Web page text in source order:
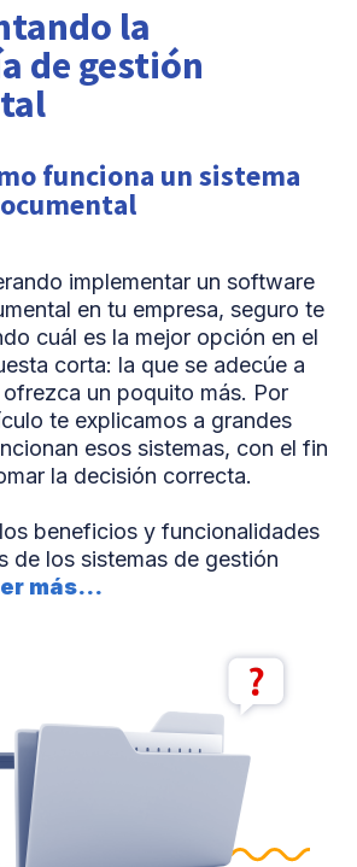
la
de gestión
funciona un sistema
implementar un software
en tu empresa, seguro te
cuál es la mejor opción en el
corta: la que se adecúe a
un poquito más. Por
te explicamos a grandes
esos sistemas, con el fin
la decisión correcta.
beneficios y funcionalidades
de los sistemas de gestión
más...